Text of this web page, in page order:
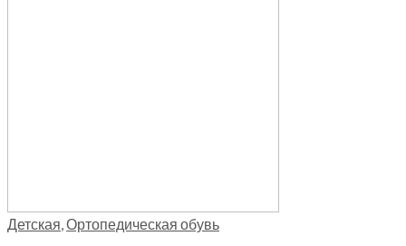
Детская,Ортопедическая обувь